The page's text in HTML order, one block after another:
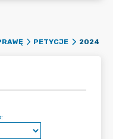
PETYCJE 2024